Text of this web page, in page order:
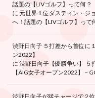
話題の【LIVゴルフ】って何？
に 元世界１位ダスティン・ジ
へ！話題の【LIVゴルフ】って
渋野日向子 ５打差から首位に
ン2022】
に 渋野日向子【優勝争い】 ５
【AIG女子オープン2022】 –
渋野日向子が猛チャージで２